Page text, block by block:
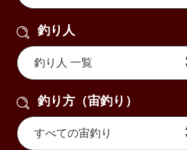
釣り人
釣り方（宙釣り）